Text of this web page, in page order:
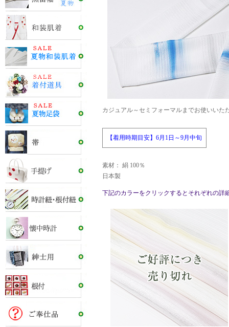
カジュアル～セミフォーマルまでお使いいた
【着用時期目安】6月1日～9月中旬
素材： 絹 100％
日本製
下記のカラーをクリックするとそれぞれの詳